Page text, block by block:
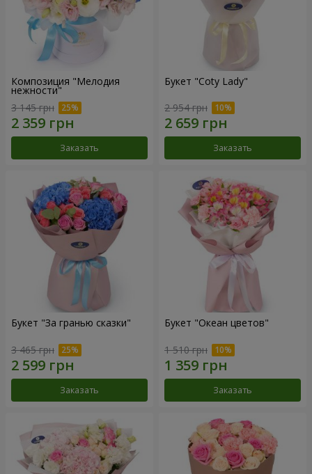
Композиция "Мелодия
нежности"
3 145 грн
Заказать
Букет "Coty Lady"
2 954 грн
Заказать
Букет "За гранью сказки"
3 465 грн
Заказать
Букет "Океан цветов"
1 510 грн
Заказать